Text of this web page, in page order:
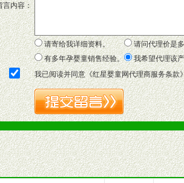
发票，产品质量报告检测单，产品批号；
区、HS、名人营销等各种模式市场实战操作方
企业售后服务。
全程无忧。
良好的市场网络的公司及销售自然人。
的价格体系，保证均衡的利润体系。
言内容：
请寄给我详细资料。
请问代理价是
有多年孕婴童销售经验。
我希望代理该
我已阅读并同意《红星婴童网代理商服务条款